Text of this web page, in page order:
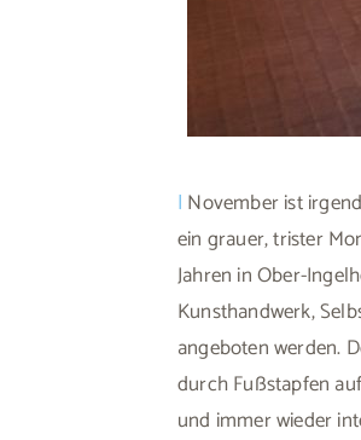
| November ist
ein grauer, trister
Jahren in Ober-
Kunsthandwerk,
angeboten werden.
durch Fußstapfen
und immer wieder